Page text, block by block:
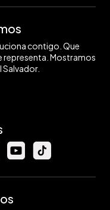
contigo. Que
representa. Mostramos
Salvador.